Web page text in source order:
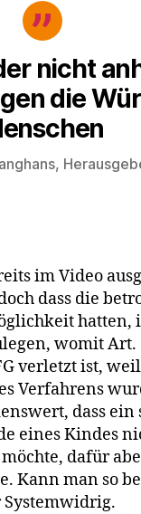
nicht
die
im Video
dass die
hatten,
womit Art.
verletzt ist,
Verfahrens
dass ein
eines Kindes
dafür
Kann man so
Systemwidrig.